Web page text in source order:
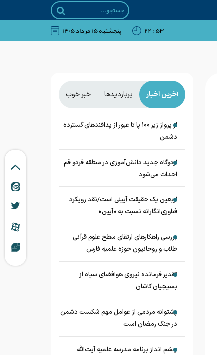
۵۳ : ۲۲ پنجشنبه ۱۵ مرداد ۱۴۰۵
آخرین اخبار پربازدیدها خبر خوب
از پرواز زیر ۱۰۰ پا تا عبور از پدافند‌های گسترده
دشمن
اردوگاه جدید دانش‌آموزی در منطقه فردو قم
احداث می‌شود
اربعین یک حقیقت آیینی است/نقد رویکرد
فناوری‌انگارانه نسبت به «آیین»
بررسی راهکارهای ارتقای سطح علوم قرآنی
طلاب و روحانیون حوزه علمیه فارس
تقدیر فرمانده نیروی هوافضای سپاه از
بسیجیان کاشان
پشتوانه مردمی از عوامل مهم شکست دشمن
در جنگ رمضان است
چشم‌ انداز برنامه مدرسه علمیه آیت‌الله